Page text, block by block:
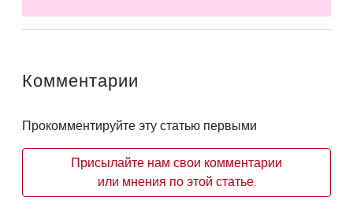
Комментарии
Прокомментируйте эту статью первыми
Присылайте нам свои комментарии
или мнения по этой статье.